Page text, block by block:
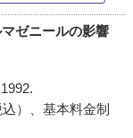
ゼニールの影響
）、基本料金制